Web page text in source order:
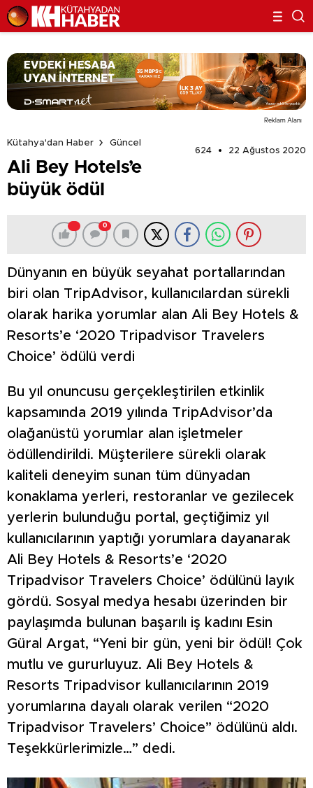
Reklam Alanı
Kütahya'dan Haber
Güncel
624
22 Ağustos 2020
Ali Bey Hotels’e
büyük ödül
0
Dünyanın en büyük seyahat portallarından
biri olan TripAdvisor, kullanıcılardan sürekli
olarak harika yorumlar alan Ali Bey Hotels &
Resorts’e ‘2020 Tripadvisor Travelers
Choice’ ödülü verdi
Bu yıl onuncusu gerçekleştirilen etkinlik
kapsamında 2019 yılında TripAdvisor’da
olağanüstü yorumlar alan işletmeler
ödüllendirildi. Müşterilere sürekli olarak
kaliteli deneyim sunan tüm dünyadan
konaklama yerleri, restoranlar ve gezilecek
yerlerin bulunduğu portal, geçtiğimiz yıl
kullanıcılarının yaptığı yorumlara dayanarak
Ali Bey Hotels & Resorts’e ‘2020
Tripadvisor Travelers Choice’ ödülünü layık
gördü. Sosyal medya hesabı üzerinden bir
paylaşımda bulunan başarılı iş kadını Esin
Güral Argat, “Yeni bir gün, yeni bir ödül! Çok
mutlu ve gururluyuz. Ali Bey Hotels &
Resorts Tripadvisor kullanıcılarının 2019
yorumlarına dayalı olarak verilen “2020
Tripadvisor Travelers’ Choice” ödülünü aldı.
Teşekkürlerimizle…” dedi.